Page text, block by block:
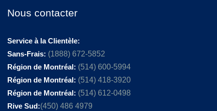
Nous contacter
Service à la Clientèle:
Sans-Frais: (1888) 672-5852
Région de Montréal: (514) 600-5994
Région de Montréal: (514) 418-3920
Région de Montréal: (514) 612-0498
Rive Sud:(450) 486 4979